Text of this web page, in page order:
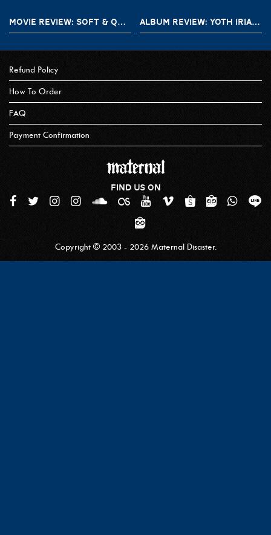
MOVIE REVIEW: SOFT & QUIET (2022) ALBUM REVIEW: YOTH IRIA – GONE WITH THE DEVIL
Refund Policy
How To Order
FAQ
Payment Confirmation
FIND US ON
Copyright © 2003 - 2026 Maternal Disaster.